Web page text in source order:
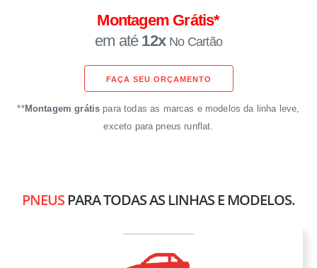
Montagem Grátis*
em até 12x No Cartão
FAÇA SEU ORÇAMENTO
**Montagem grátis para todas as marcas e modelos da linha leve,
exceto para pneus runflat.
PNEUS PARA TODAS AS LINHAS E MODELOS.